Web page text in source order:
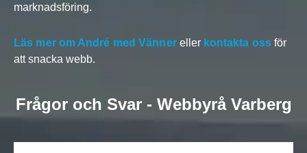
marknadsföring.
Läs mer om André med Vännereller kontakta ossför
att snacka webb.
Frågor och Svar - Webbyrå Varberg